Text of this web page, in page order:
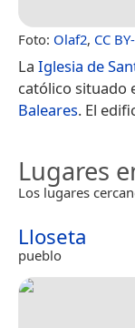
Foto: Olaf2, CC
La Iglesia de
católico situado
Baleares. El
Lugares
Los lugares
Lloseta
pueblo